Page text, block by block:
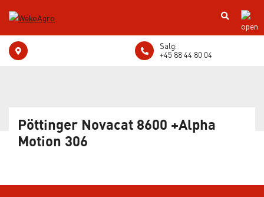
Salg:
+45 88 44 80 04
Pöttinger Novacat 8600 +Alpha
Motion 306